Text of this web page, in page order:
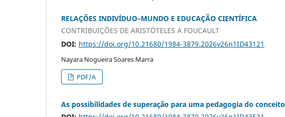
RELAÇÕES INDIVÍDUO–MUNDO E EDUCAÇÃO CIENTÍFICA
CONTRIBUIÇÕES DE ARISTÓTELES A FOUCAULT
DOI: https://doi.org/10.21680/1984-3879.2026v26n1ID43121
Nayara Nogueira Soares Marra
PDF/A
As possibilidades de superação para uma pedagogia do conceito